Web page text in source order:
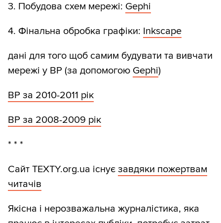
3. Побудова схем мережі: Gephi
4. Фінальна обробка графіки: Inkscape
дані для того щоб самим будувати та вивчати
мережі у ВР (за допомогою Gephi)
ВР за 2010-2011 рік
ВР за 2008-2009 рік
* * *
Сайт TEXTY.org.ua існує завдяки пожертвам
читачів
Якісна і нерозважальна журналістика, яка